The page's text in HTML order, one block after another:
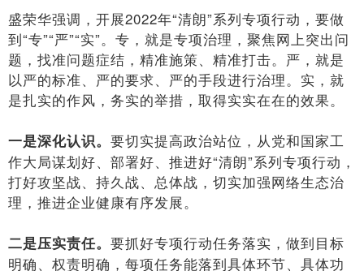
盛荣华强调，开展2022年“清朗”系列专项行动，要做
到“专”“严”“实”。专，就是专项治理，聚焦网上突出问
题，找准问题症结，精准施策、精准打击。严，就是
以严的标准、严的要求、严的手段进行治理。实，就
是扎实的作风，务实的举措，取得实实在在的效果。
一是深化认识。 要切实提高政治站位，从党和国家工
作大局谋划好、部署好、推进好“清朗”系列专项行动，
打好攻坚战、持久战、总体战，切实加强网络生态治
理，推进企业健康有序发展。
二是压实责任。 要抓好专项行动任务落实，做到目标
明确、权责明确，每项任务能落到具体环节、具体功